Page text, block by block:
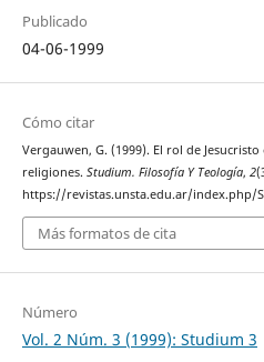
Publicado
04-06-1999
Cómo citar
Vergauwen, G. (1999). El rol de
religiones. Studium. Filosofía Y Teología, 2
https://revistas.unsta.edu.ar/index.php/
Más formatos de cita
Número
Vol. 2 Núm. 3 (1999): Studium 3